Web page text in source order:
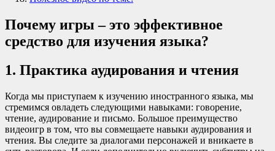
Почему игры – это эффективное
средство для изучения языка?
1. Практика аудирования и чтения
Когда мы приступаем к изучению иностранного языка, мы
стремимся овладеть следующими навыками: говорение,
чтение, аудирование и письмо. Большое преимущество
видеоигр в том, что вы совмещаете навыки аудирования и
чтения. Вы следите за диалогами персонажей и вникаете в